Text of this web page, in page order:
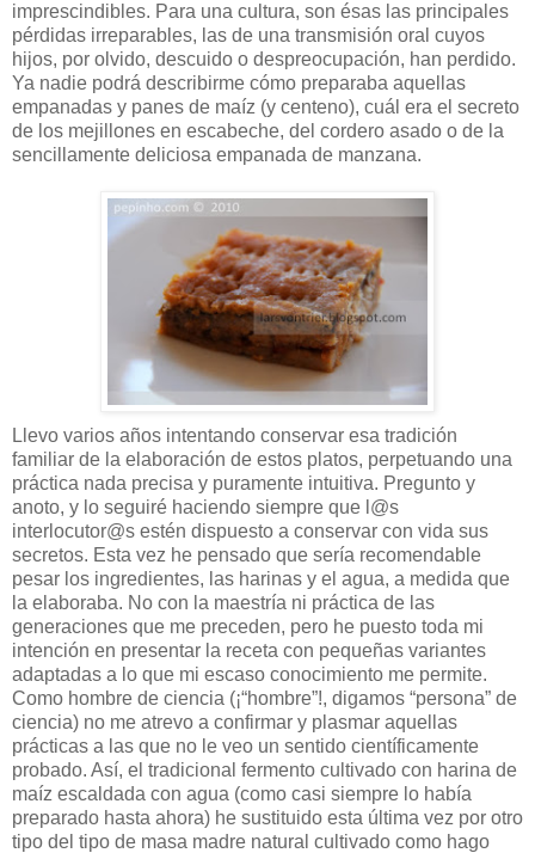
imprescindibles. Para una cultura, son ésas las principales
pérdidas irreparables, las de una transmisión oral cuyos
hijos, por olvido, descuido o despreocupación, han perdido.
Ya nadie podrá describirme cómo preparaba aquellas
empanadas y panes de maíz (y centeno), cuál era el secreto
de los mejillones en escabeche, del cordero asado o de la
sencillamente deliciosa empanada de manzana.
Llevo varios años intentando conservar esa tradición
familiar de la elaboración de estos platos, perpetuando una
práctica nada precisa y puramente intuitiva. Pregunto y
anoto, y lo seguiré haciendo siempre que l@s
interlocutor@s estén dispuesto a conservar con vida sus
secretos. Esta vez he pensado que sería recomendable
pesar los ingredientes, las harinas y el agua, a medida que
la elaboraba. No con la maestría ni práctica de las
generaciones que me preceden, pero he puesto toda mi
intención en presentar la receta con pequeñas variantes
adaptadas a lo que mi escaso conocimiento me permite.
Como hombre de ciencia (¡“hombre”!, digamos “persona” de
ciencia) no me atrevo a confirmar y plasmar aquellas
prácticas a las que no le veo un sentido científicamente
probado. Así, el tradicional fermento cultivado con harina de
maíz escaldada con agua (como casi siempre lo había
preparado hasta ahora) he sustituido esta última vez por otro
tipo del tipo de masa madre natural cultivado como hago